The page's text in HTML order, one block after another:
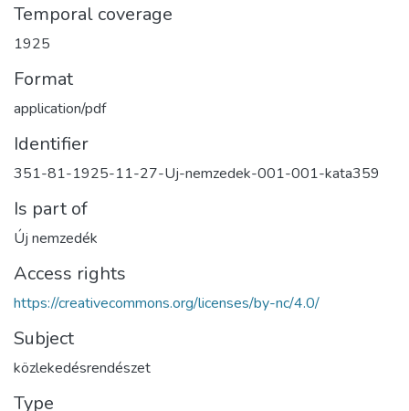
Temporal coverage
1925
Format
application/pdf
Identifier
351-81-1925-11-27-Uj-nemzedek-001-001-kata359
Is part of
Új nemzedék
Access rights
https://creativecommons.org/licenses/by-nc/4.0/
Subject
közlekedésrendészet
Type